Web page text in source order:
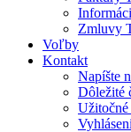
Zmluvy
Voľby
Kontakt
Napíšte
Dôležité